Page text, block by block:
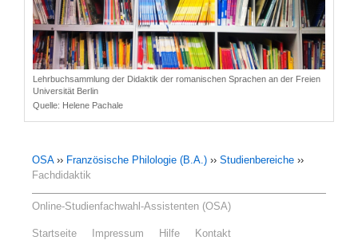
Lehrbuchsammlung der Didaktik der romanischen Sprachen an der Freien
Universität Berlin
Quelle: Helene Pachale
OSA›› Französische Philologie (B.A.) ›› Studienbereiche ››
Fachdidaktik
Online-Studienfachwahl-Assistenten (OSA)
Startseite Impressum Hilfe Kontakt